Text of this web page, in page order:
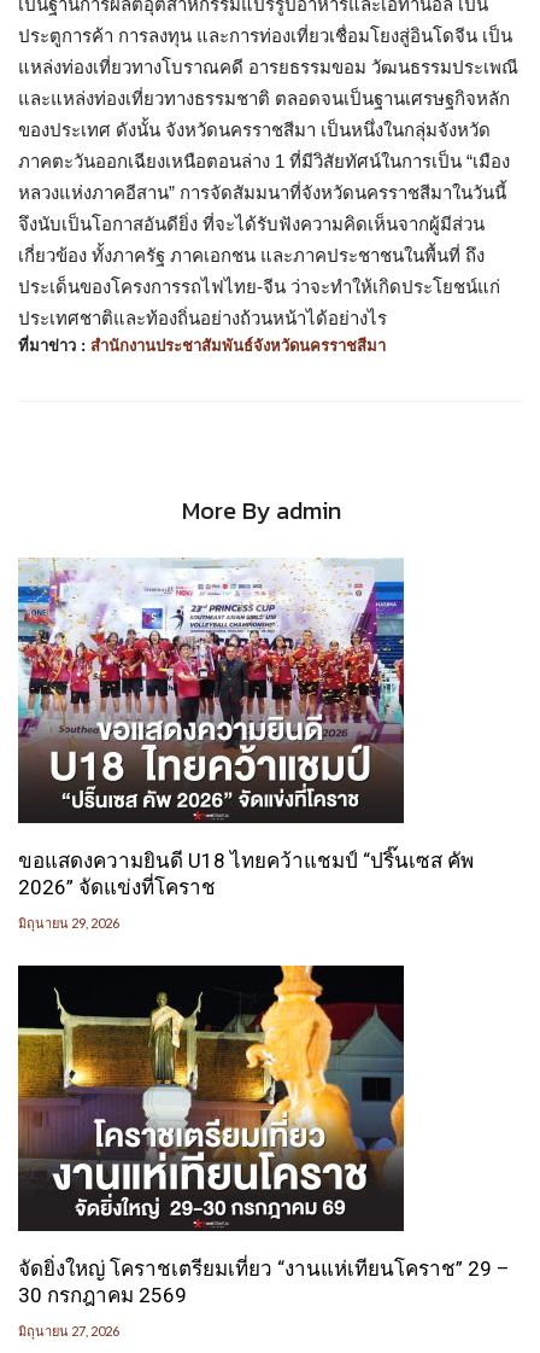
เป็นฐานการผลิตอุตสาหกรรมแปรรูปอาหารและเอทานอล เป็น
ประตูการค้า การลงทุน และการท่องเที่ยวเชื่อมโยงสู่อินโดจีน เป็น
แหล่งท่องเที่ยวทางโบราณคดี อารยธรรมขอม วัฒนธรรมประเพณี
และแหล่งท่องเที่ยวทางธรรมชาติ ตลอดจนเป็นฐานเศรษฐกิจหลัก
ของประเทศ ดังนั้น จังหวัดนครราชสีมา เป็นหนึ่งในกลุ่มจังหวัด
ภาคตะวันออกเฉียงเหนือตอนล่าง 1 ที่มีวิสัยทัศน์ในการเป็น “เมือง
หลวงแห่งภาคอีสาน” การจัดสัมมนาที่จังหวัดนครราชสีมาในวันนี้
จึงนับเป็นโอกาสอันดียิ่ง ที่จะได้รับฟังความคิดเห็นจากผู้มีส่วน
เกี่ยวข้อง ทั้งภาครัฐ ภาคเอกชน และภาคประชาชนในพื้นที่ ถึง
ประเด็นของโครงการรถไฟไทย-จีน ว่าจะทำให้เกิดประโยชน์แก่
ประเทศชาติและท้องถิ่นอย่างถ้วนหน้าได้อย่างไร
ที่มาข่าว : สำนักงานประชาสัมพันธ์จังหวัดนครราชสีมา
More By admin
ขอแสดงความยินดี U18 ไทยคว้าแชมป์ “ปริ๊นเซส คัพ
2026” จัดแข่งที่โคราช
มิถุนายน 29, 2026
จัดยิ่งใหญ่ โคราชเตรียมเที่ยว “งานแห่เทียนโคราช” 29 –
30 กรกฎาคม 2569
มิถุนายน 27, 2026